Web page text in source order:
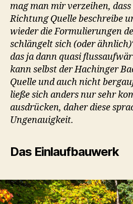
mag man mir verzeihen,
Richtung Quelle beschreibe
wieder die Formulierungen
schlängelt sich (oder
das ja dann quasi
kann selbst der Hachinger
Quelle und auch nicht
ließe sich anders nur sehr
ausdrücken, daher diese
Ungenauigkeit.
Das Einlaufbauwerk